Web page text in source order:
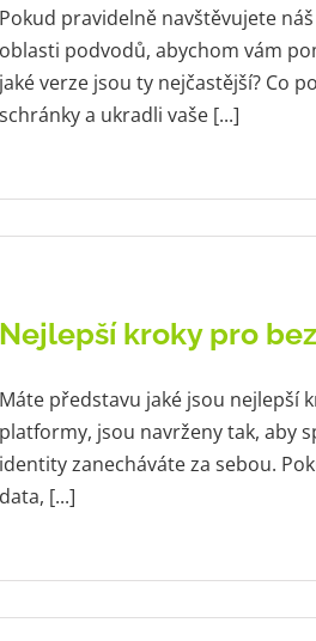
Pokud pravidelně navštěvujete
oblasti podvodů, abychom vám
jaké verze jsou ty nejčastější? Co
schránky a ukradli vaše [...]
Nejlepší kroky pro
Máte představu jaké jsou nejlepší
platformy, jsou navrženy tak, aby
identity zanecháváte za sebou.
data, [...]